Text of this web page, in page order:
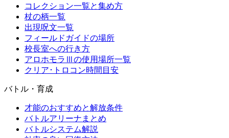
コレクション一覧と集め方
杖の柄一覧
出現呪文一覧
フィールドガイドの場所
校長室への行き方
アロホモラⅢの使用場所一覧
クリア･トロコン時間目安
バトル・育成
才能のおすすめと解放条件
バトルアリーナまとめ
バトルシステム解説